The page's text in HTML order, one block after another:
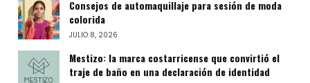
Consejos de automaquillaje para sesión de moda
colorida
JULIO 8, 2026
Mestizo: la marca costarricense que convirtió el
traje de baño en una declaración de identidad